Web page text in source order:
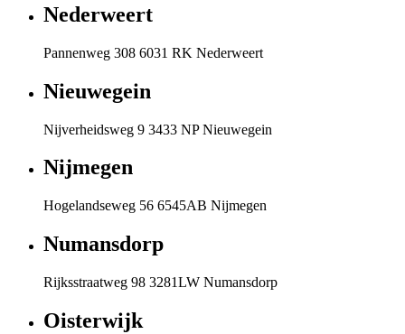
Nederweert
Pannenweg 308 6031 RK Nederweert
Nieuwegein
Nijverheidsweg 9 3433 NP Nieuwegein
Nijmegen
Hogelandseweg 56 6545AB Nijmegen
Numansdorp
Rijksstraatweg 98 3281LW Numansdorp
Oisterwijk